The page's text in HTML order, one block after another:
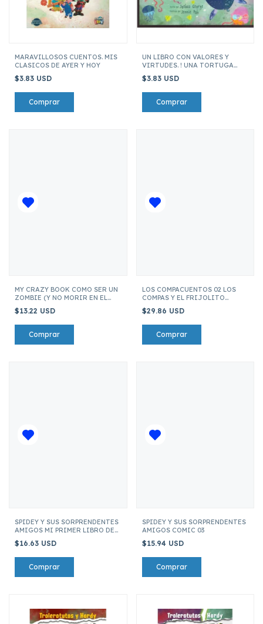
MARAVILLOSOS CUENTOS. MIS
CLASICOS DE AYER Y HOY
$3.83 USD
UN LIBRO CON VALORES Y
VIRTUDES. ! UNA TORTUGA
$3.83 USD
MY CRAZY BOOK COMO SER UN
ZOMBIE (Y NO MORIR EN EL
$13.22 USD
LOS COMPACUENTOS 02 LOS
COMPAS Y EL FRIJOLITO
$29.86 USD
SPIDEY Y SUS SORPRENDENTES
AMIGOS MI PRIMER LIBRO DE
$16.63 USD
SPIDEY Y SUS SORPRENDENTES
AMIGOS COMIC 03
$15.94 USD